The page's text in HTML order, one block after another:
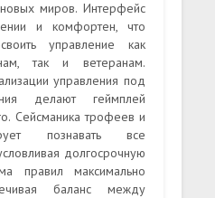
миров. Интерфейс
и комфортен, что
управление как
так и ветеранам.
управления под
делают геймплей
Сейсманика трофеев и
познавать все
долгосрочную
правил максимально
баланс между